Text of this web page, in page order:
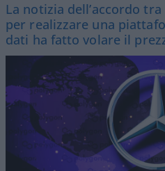
La notizia dell’accordo
per realizzare una
dati ha fatto volare il